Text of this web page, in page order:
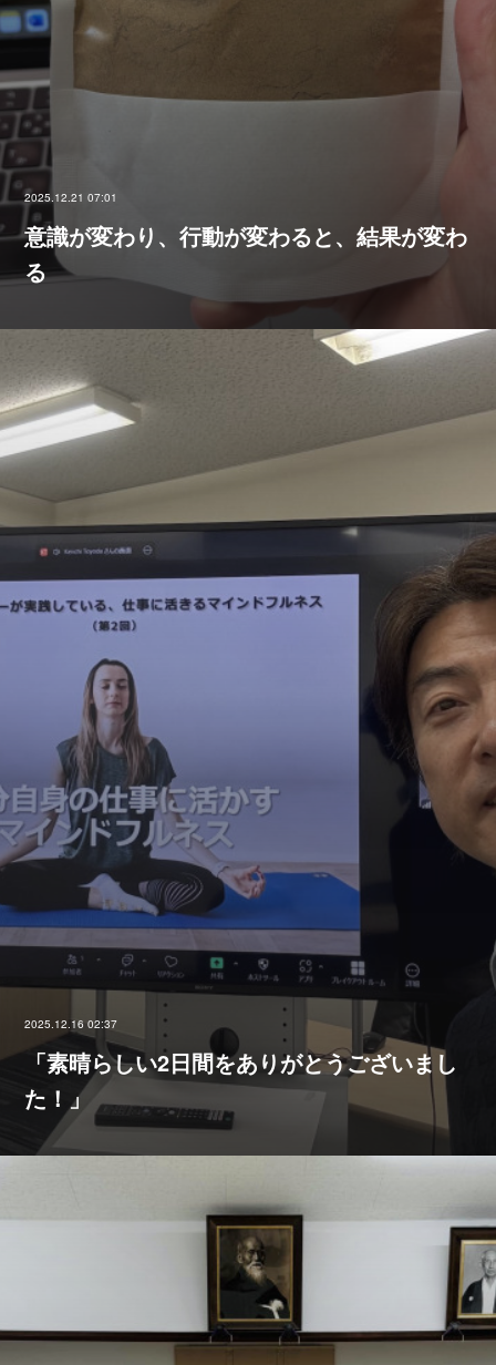
2025.12.21 07:01
意識が変わり、行動が変わると、結果が変わ
る
2025.12.16 02:37
「素晴らしい2日間をありがとうございまし
た！」